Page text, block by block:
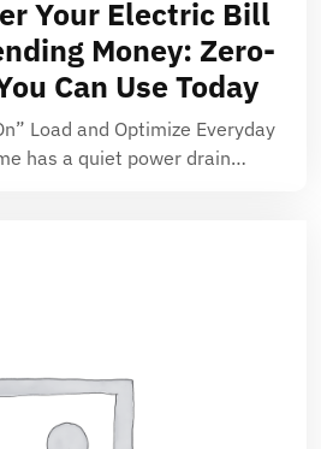
Your Electric Bill
Money: Zero-
Can Use Today
Load and Optimize Everyday
has a quiet power drain…